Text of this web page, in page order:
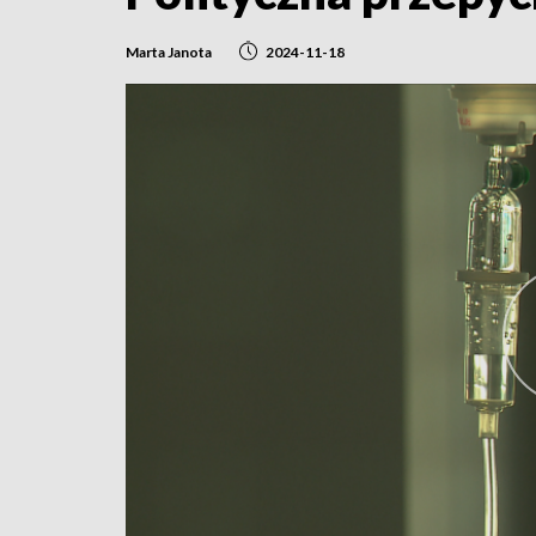
Marta Janota 2024-11-18